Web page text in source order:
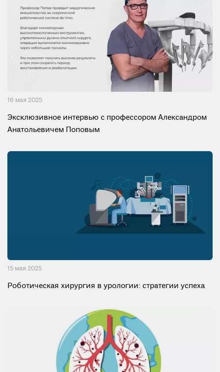
16 мая 2025
Эксклюзивное интервью с профессором Александром
Анатольевичем Поповым
15 мая 2025
Роботическая хирургия в урологии: стратегии успеха